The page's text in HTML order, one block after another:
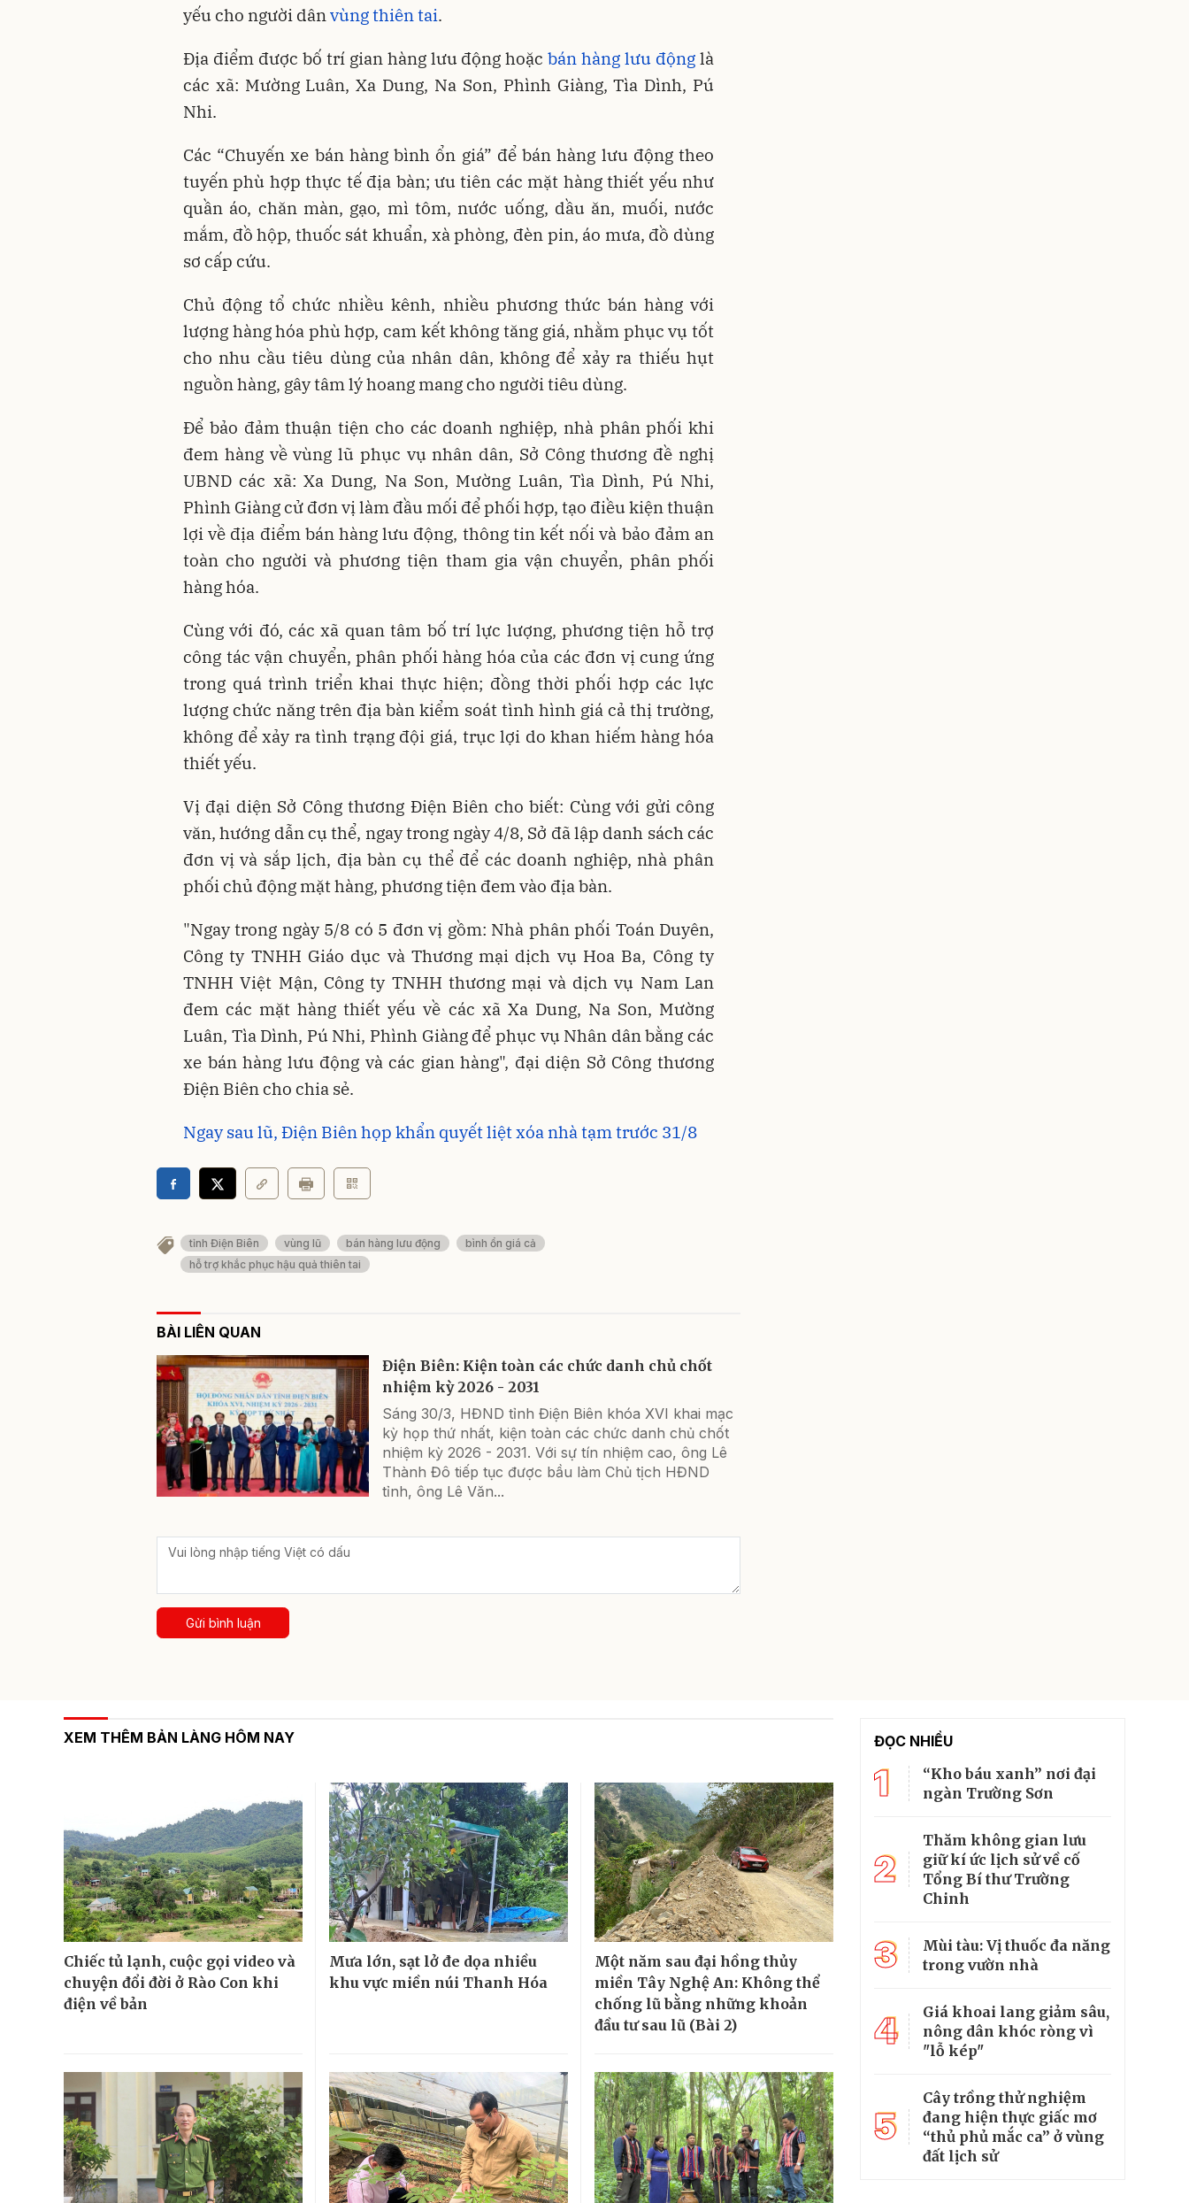
yếu cho người dânvùng thiên tai.
Địa điểm được bố trí gian hàng lưu động hoặcbán hàng lưu động là
các xã: Mường Luân, Xa Dung, Na Son, Phình Giàng, Tìa Dình, Pú
Nhi.
Các “Chuyến xe bán hàng bình ổn giá” để bán hàng lưu động theo
tuyến phù hợp thực tế địa bàn; ưu tiên các mặt hàng thiết yếu như
quần áo, chăn màn, gạo, mì tôm, nước uống, dầu ăn, muối, nước
mắm, đồ hộp, thuốc sát khuẩn, xà phòng, đèn pin, áo mưa, đồ dùng
sơ cấp cứu.
Chủ động tổ chức nhiều kênh, nhiều phương thức bán hàng với
lượng hàng hóa phù hợp, cam kết không tăng giá, nhằm phục vụ tốt
cho nhu cầu tiêu dùng của nhân dân, không để xảy ra thiếu hụt
nguồn hàng, gây tâm lý hoang mang cho người tiêu dùng.
Để bảo đảm thuận tiện cho các doanh nghiệp, nhà phân phối khi
đem hàng về vùng lũ phục vụ nhân dân, Sở Công thương đề nghị
UBND các xã: Xa Dung, Na Son, Mường Luân, Tìa Dình, Pú Nhi,
Phình Giàng cử đơn vị làm đầu mối để phối hợp, tạo điều kiện thuận
lợi về địa điểm bán hàng lưu động, thông tin kết nối và bảo đảm an
toàn cho người và phương tiện tham gia vận chuyển, phân phối
hàng hóa.
Cùng với đó, các xã quan tâm bố trí lực lượng, phương tiện hỗ trợ
công tác vận chuyển, phân phối hàng hóa của các đơn vị cung ứng
trong quá trình triển khai thực hiện; đồng thời phối hợp các lực
lượng chức năng trên địa bàn kiểm soát tình hình giá cả thị trường,
không để xảy ra tình trạng đội giá, trục lợi do khan hiếm hàng hóa
thiết yếu.
Vị đại diện Sở Công thương Điện Biên cho biết: Cùng với gửi công
văn, hướng dẫn cụ thể, ngay trong ngày 4/8, Sở đã lập danh sách các
đơn vị và sắp lịch, địa bàn cụ thể để các doanh nghiệp, nhà phân
phối chủ động mặt hàng, phương tiện đem vào địa bàn.
"Ngay trong ngày 5/8 có 5 đơn vị gồm: Nhà phân phối Toán Duyên,
Công ty TNHH Giáo dục và Thương mại dịch vụ Hoa Ba, Công ty
TNHH Việt Mận, Công ty TNHH thương mại và dịch vụ Nam Lan
đem các mặt hàng thiết yếu về các xã Xa Dung, Na Son, Mường
Luân, Tìa Dình, Pú Nhi, Phình Giàng để phục vụ Nhân dân bằng các
xe bán hàng lưu động và các gian hàng", đại diện Sở Công thương
Điện Biên cho chia sẻ.
Ngay sau lũ, Điện Biên họp khẩn quyết liệt xóa nhà tạm trước 31/8
tỉnh Điện Biên vùng lũ bán hàng lưu động
bình ổn giá cả
hỗ trợ khắc phục hậu quả thiên tai
BÀI LIÊN QUAN
Điện Biên: Kiện toàn các chức danh chủ chốt
nhiệm kỳ 2026 - 2031
Sáng 30/3, HĐND tỉnh Điện Biên khóa XVI khai mạc
kỳ họp thứ nhất, kiện toàn các chức danh chủ chốt
nhiệm kỳ 2026 - 2031. Với sự tín nhiệm cao, ông Lê
Thành Đô tiếp tục được bầu làm Chủ tịch HĐND
tỉnh, ông Lê Văn...
Gửi bình luận
XEM THÊM BẢN LÀNG HÔM NAY
Chiếc tủ lạnh, cuộc gọi video và
chuyện đổi đời ở Rào Con khi
điện về bản
Mưa lớn, sạt lở đe dọa nhiều
khu vực miền núi Thanh Hóa
Một năm sau đại hồng thủy
miền Tây Nghệ An: Không thể
chống lũ bằng những khoản
đầu tư sau lũ (Bài 2)
ĐỌC NHIỀU
1
“Kho báu xanh” nơi đại
ngàn Trường Sơn
2
Thăm không gian lưu
giữ kí ức lịch sử về cố
Tổng Bí thư Trường
Chinh
3
Mùi tàu: Vị thuốc đa năng
trong vườn nhà
4
Giá khoai lang giảm sâu,
nông dân khóc ròng vì
"lỗ kép"
5
Cây trồng thử nghiệm
đang hiện thực giấc mơ
“thủ phủ mắc ca” ở vùng
đất lịch sử